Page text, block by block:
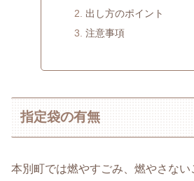
出し方のポイント
注意事項
指定袋の有無
本別町では燃やすごみ、燃やさな